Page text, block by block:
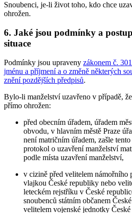
Snoubenci, je-li život toho, kdo chce
ohrožen.
6. Jaké jsou podmínky a
situace
Podmínky jsou upraveny zákonem č.
jménu a příjmení a o změně některých
znění pozdějších předpisů.
Bylo-li manželství uzavřeno v případě,
přímo ohrožen:
před obecním úřadem, úřadem
obvodu, v hlavním městě Praze
není matričním úřadem, zašle
protokol o uzavření manželství
podle místa uzavření manželství,
v cizině před velitelem
vlajkou České republiky nebo
leteckém rejstříku v České
snoubenců státním občanem
velitelem vojenské jednotky